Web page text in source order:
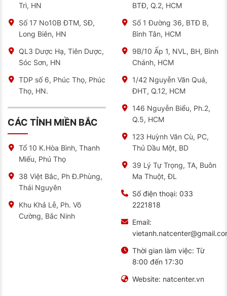
Trì, HN
Số 17 No10B ĐTM, SĐ,
Long Biên, HN
QL3 Dược Hạ, Tiên Dược,
Sóc Sơn, HN
TDP số 6, Phúc Thọ, Phúc
Thọ, HN.
CÁC TỈNH MIỀN BẮC
Tổ 10 K.Hòa Bình, Thanh
Miếu, Phú Thọ
38 Việt Bắc, Ph Đ.Phùng,
Thái Nguyên
Khu Khả Lễ, Ph. Võ
Cường, Bắc Ninh
BTĐ, Q.2, HCM
Số 1 Đường 36, BTĐ B,
Bình Tân, HCM
9B/10 Ấp 1, NVL, BH, Bình
Chánh, HCM
1/42 Nguyễn Văn Quá,
ĐHT, Q.12, HCM
146 Nguyễn Biểu, Ph.2,
Q.5, HCM
123 Huỳnh Văn Cù, PC,
Thủ Dầu Một, BD
39 Lý Tự Trọng, TA, Buôn
Ma Thuột, ĐL
Số điện thoại: 033
2221818
Email:
Thời gian làm việc: Từ
8:00 đến 17:30
Website: natcenter.vn